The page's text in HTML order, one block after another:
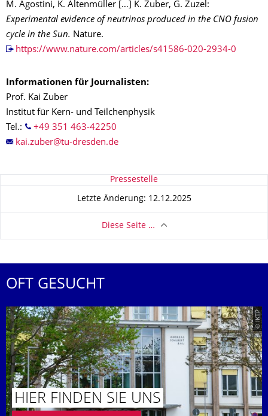
M. Agostini, K. Altenmüller […] K. Zuber, G. Zuzel:
Experimental evidence of neutrinos produced in the CNO fusion
cycle in the Sun. Nature.
https://www.nature.com/articles/s41586-020-2934-0
Informationen für Journalisten:
Prof. Kai Zuber
Institut für Kern- und Teilchenphysik
Tel.:
+49 351 463-42250
Zu dieser Seite Pressestelle
Letzte Änderung: 12.12.2025
Diese Seite …
OFT GESUCHT
© IKTP
HIER FINDEN SIE UNS